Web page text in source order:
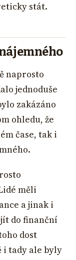
stát.
naprosto
jednoduše
zakázáno
ohledu, že
čase, tak i
měli
a jinak i
do finanční
dost
i tady ale byly